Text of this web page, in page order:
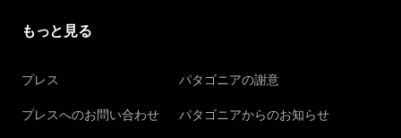
もっと見る
プレス
プレスへのお問い合わせ
パタゴニアの謝意
パタゴニアからのお知らせ